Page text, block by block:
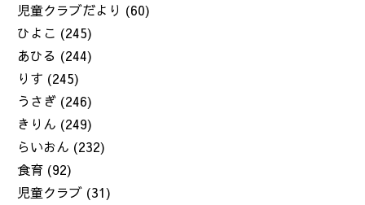
児童クラブだより (60)
ひよこ (245)
あひる (244)
りす (245)
うさぎ (246)
きりん (249)
らいおん (232)
食育 (92)
児童クラブ (31)